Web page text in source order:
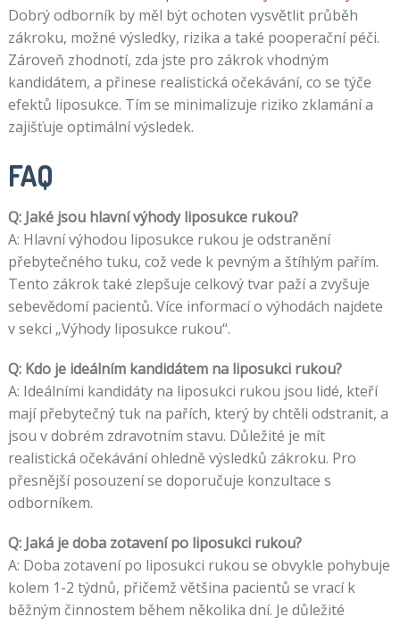
Dobrý odborník by měl být ochoten vysvětlit průběh
zákroku, možné výsledky, rizika a také pooperační péči.
Zároveň zhodnotí, zda jste pro zákrok vhodným
kandidátem, a přinese realistická očekávání, co se týče
efektů liposukce. Tím se minimalizuje riziko zklamání a
zajišťuje optimální výsledek.
FAQ
Q: Jaké jsou hlavní výhody liposukce rukou?
A: Hlavní výhodou liposukce rukou je odstranění
přebytečného tuku, což vede k pevným a štíhlým pařím.
Tento zákrok také zlepšuje celkový tvar paží a zvyšuje
sebevědomí pacientů. Více informací o výhodách najdete
v sekci „Výhody liposukce rukou“.
Q: Kdo je ideálním kandidátem na liposukci rukou?
A: Ideálními kandidáty na liposukci rukou jsou lidé, kteří
mají přebytečný tuk na pařích, který by chtěli odstranit, a
jsou v dobrém zdravotním stavu. Důležité je mít
realistická očekávání ohledně výsledků zákroku. Pro
přesnější posouzení se doporučuje konzultace s
odborníkem.
Q: Jaká je doba zotavení po liposukci rukou?
A: Doba zotavení po liposukci rukou se obvykle pohybuje
kolem 1-2 týdnů, přičemž většina pacientů se vrací k
běžným činnostem během několika dní. Je důležité